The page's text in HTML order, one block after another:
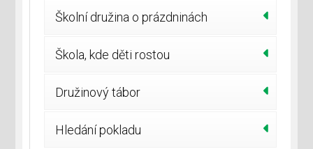
Školní družina o prázdninách
Škola, kde děti rostou
Družinový tábor
Hledání pokladu